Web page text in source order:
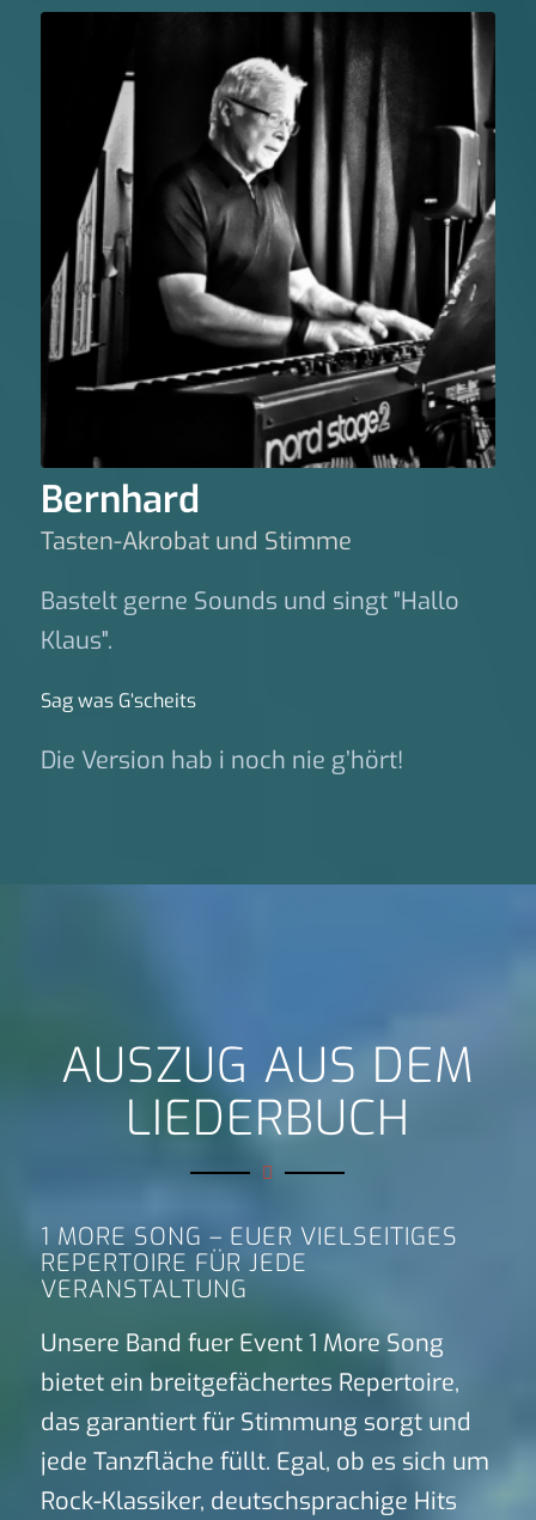
Bernhard
Tasten-Akrobat und Stimme
Bastelt gerne Sounds und singt "Hallo
Klaus".
Sag was G‘scheits
Die Version hab i noch nie g’hört!
AUSZUG AUS DEM
LIEDERBUCH
1 MORE SONG – EUER VIELSEITIGES
REPERTOIRE FÜR JEDE
VERANSTALTUNG
Unsere Band fuer Event 1 More Song
bietet ein breitgefächertes Repertoire,
das garantiert für Stimmung sorgt und
jede Tanzfläche füllt. Egal, ob es sich um
Rock-Klassiker, deutschsprachige Hits